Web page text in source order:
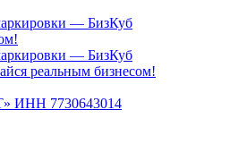
— БизКуб
— БизКуб
реальным бизнесом!
ИНН 7730643014